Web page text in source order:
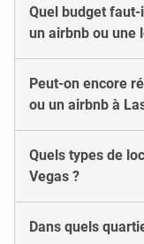
Quel budget
un airbnb ou une
Peut-on encore
ou un airbnb à
Quels types de
Vegas ?
Dans quels